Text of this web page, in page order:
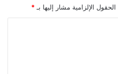
الحقول الإلزامية مشار إليها بـ *